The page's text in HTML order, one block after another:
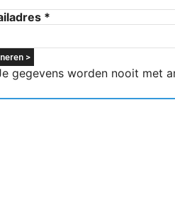
*
gegevens worden nooit met